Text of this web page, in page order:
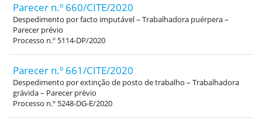
Parecer n.º 660/CITE/2020
Despedimento por facto imputável – Trabalhadora puérpera –
Parecer prévio
Processo n.º 5114-DP/2020
Parecer n.º 661/CITE/2020
Despedimento por extinção de posto de trabalho – Trabalhadora
grávida – Parecer prévio
Processo n.º 5248-DG-E/2020